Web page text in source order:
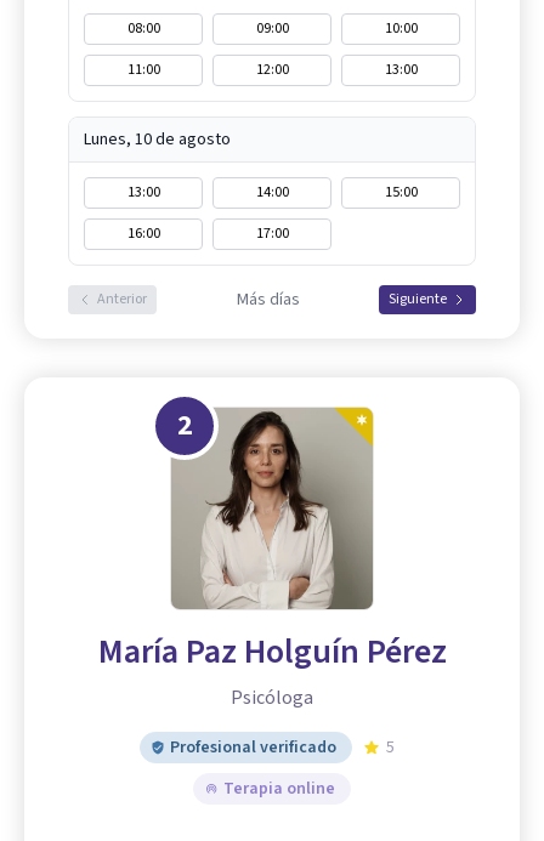
08:00 09:00
10:00
11:00
12:00 13:00
Lunes, 10 de agosto
13:00 14:00
15:00
16:00
17:00
Anterior Más días Siguiente
2
María Paz Holguín Pérez
Psicóloga
Profesional verificado
5
Terapia online